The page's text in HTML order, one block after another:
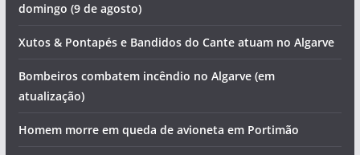
domingo (9 de agosto)
Xutos & Pontapés e Bandidos do Cante atuam no Algarve
Bombeiros combatem incêndio no Algarve (em
atualização)
Homem morre em queda de avioneta em Portimão